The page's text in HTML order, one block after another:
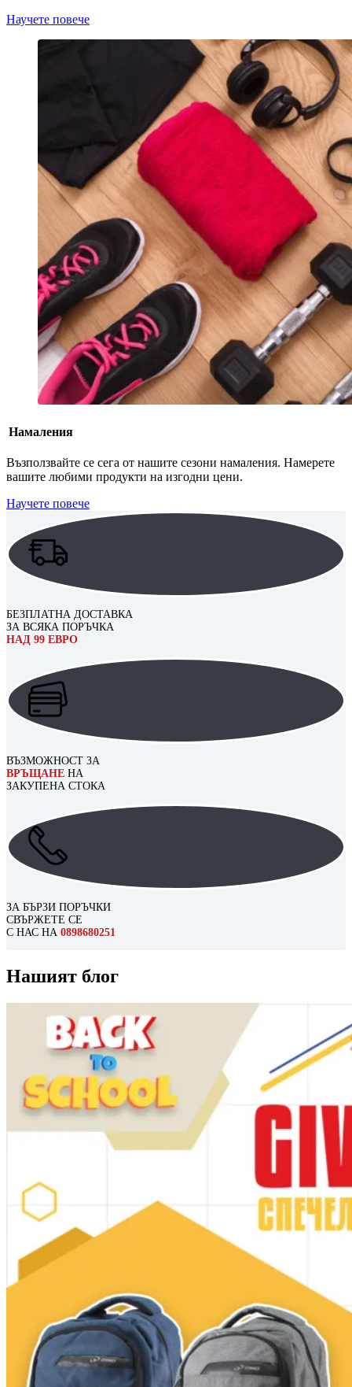
Научете повече
Намаления
Възползвайте се сега от нашите сезони намаления. Намерете
вашите любими продукти на изгодни цени.
Научете повече
БЕЗПЛАТНА ДОСТАВКА
ЗА ВСЯКА ПОРЪЧКА
НАД 99 ЕВРО
ВЪЗМОЖНОСТ ЗА
ВРЪЩАНЕ НА
ЗАКУПЕНА СТОКА
ЗА БЪРЗИ ПОРЪЧКИ
СВЪРЖЕТЕ СЕ
С НАС НА 0898680251
Нашият блог